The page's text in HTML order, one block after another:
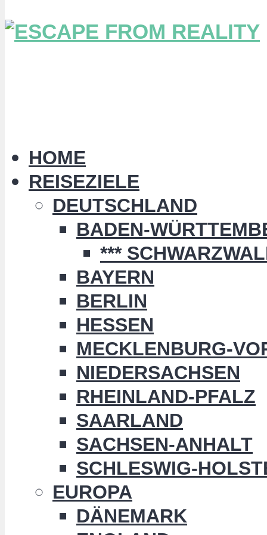
HOME
REISEZIELE
DEUTSCHLAND
BADEN-
***
BAYERN
BERLIN
HESSEN
MECKLENBURG-
NIEDERSACHSEN
RHEINLAND-PFALZ
SAARLAND
SACHSEN-ANHALT
SCHLESWIG-
EUROPA
DÄNEMARK